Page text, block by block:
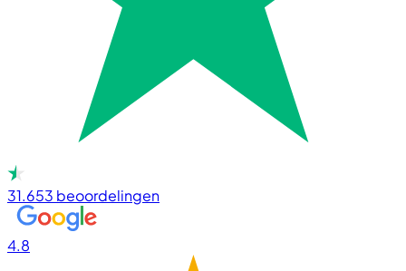
31.653 beoordelingen
4.8